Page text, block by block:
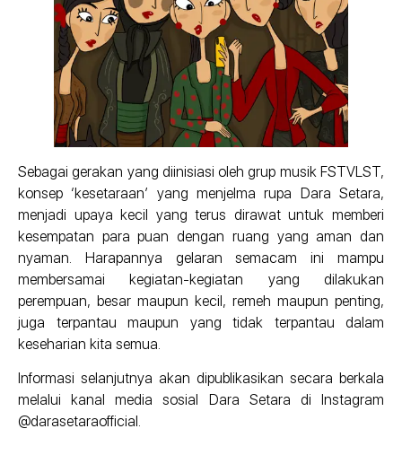
Sebagai gerakan yang diinisiasi oleh grup musik FSTVLST,
konsep ‘kesetaraan’ yang menjelma rupa Dara Setara,
menjadi upaya kecil yang terus dirawat untuk memberi
kesempatan para puan dengan ruang yang aman dan
nyaman. Harapannya gelaran semacam ini mampu
membersamai kegiatan-kegiatan yang dilakukan
perempuan, besar maupun kecil, remeh maupun penting,
juga terpantau maupun yang tidak terpantau dalam
keseharian kita semua.
Informasi selanjutnya akan dipublikasikan secara berkala
melalui kanal media sosial Dara Setara di Instagram
@darasetaraofficial.